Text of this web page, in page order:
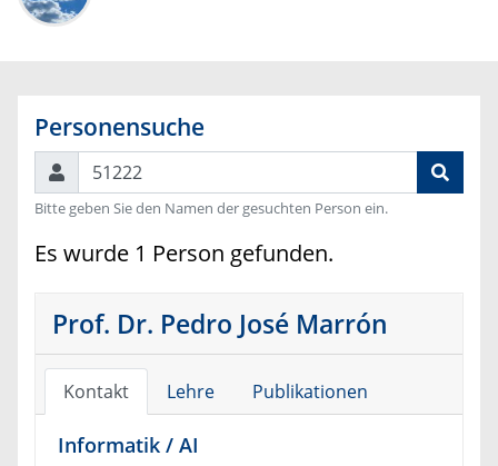
Personensuche
Suchen
Bitte geben Sie den Namen der gesuchten Person ein.
Es wurde 1 Person gefunden.
Prof. Dr. Pedro José Marrón
Kontakt Lehre Publikationen
Informatik / AI